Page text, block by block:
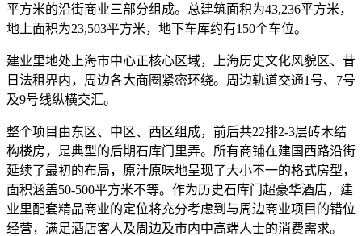
平方米的沿街商业三部分组成。总建筑面积为43,236平方米，
地上面积为23,503平方米，地下车库约有150个车位。
建业里地处上海市中心正核心区域，上海历史文化风貌区、昔
日法租界内，周边各大商圈紧密环绕。周边轨道交通1号、7号
及9号线纵横交汇。
整个项目由东区、中区、西区组成，前后共22排2-3层砖木结
构楼房，是典型的后期石库门里弄。所有商铺在建国西路沿街
延续了最初的布局，原汁原味地呈现了大小不一的格式房型，
面积涵盖50-500平方米不等。作为历史石库门超豪华酒店，建
业里配套精品商业的定位将充分考虑到与周边商业项目的错位
经营，满足酒店客人及周边及市内中高端人士的消费需求。